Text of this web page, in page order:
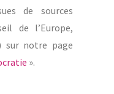
de sources
de l’Europe,
sur notre page
».